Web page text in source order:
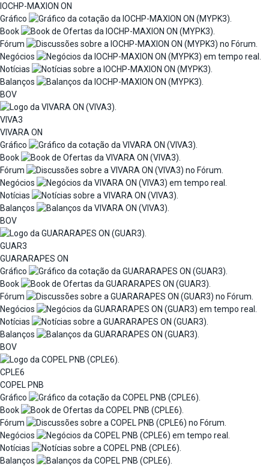
IOCHP-MAXION ON
Gráfico
Book
Fórum
Negócios
Notícias
Balanços
BOV
VIVA3
VIVARA ON
Gráfico
Book
Fórum
Negócios
Notícias
Balanços
BOV
GUAR3
GUARARAPES ON
Gráfico
Book
Fórum
Negócios
Notícias
Balanços
BOV
CPLE6
COPEL PNB
Gráfico
Book
Fórum
Negócios
Notícias
Balanços